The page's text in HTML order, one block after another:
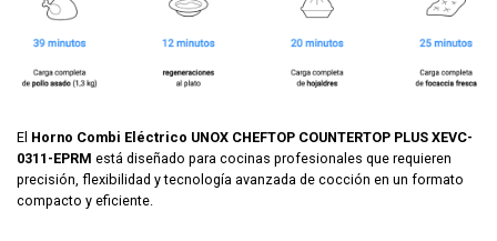
El Horno Combi Eléctrico UNOX CHEFTOP COUNTERTOP PLUS XEVC-
0311-EPRM está diseñado para cocinas profesionales que requieren
precisión, flexibilidad y tecnología avanzada de cocción en un formato
compacto y eficiente.